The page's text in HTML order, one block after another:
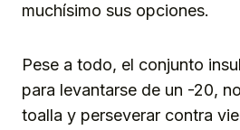
muchísimo sus opciones.
Pese a todo, el conjunto
para levantarse de un -20,
toalla y perseverar contra